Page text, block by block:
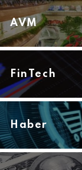
AVM
FinTech
Haber